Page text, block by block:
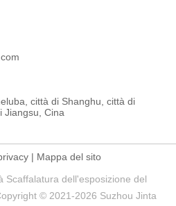
città di Shanghu, città di
Jiangsu, Cina
| Mappa del sito
Scaffalatura dell'esposizione del
© 2021-2026 Suzhou Jinta